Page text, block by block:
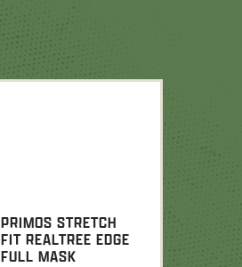
PRIMOS STRETCH
FIT REALTREE EDGE
FULL MASK